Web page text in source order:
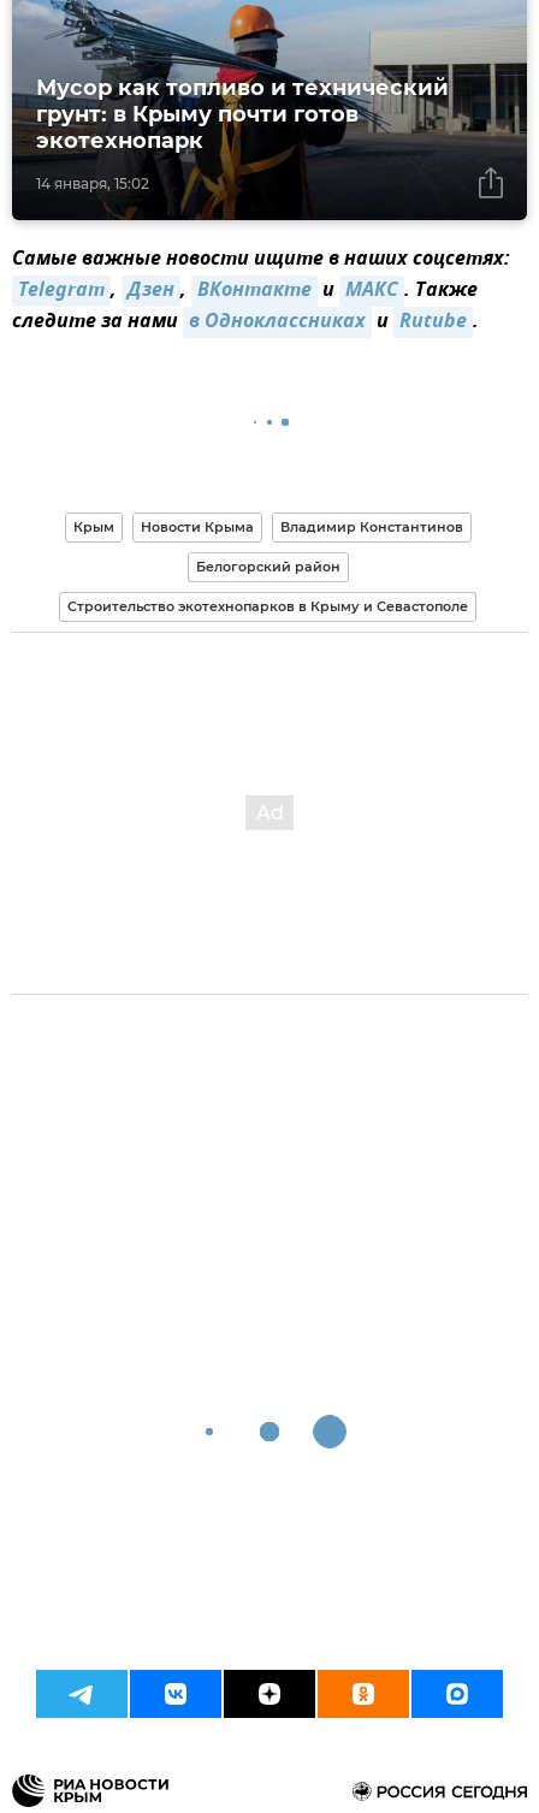
14 января, 15:02
Мусор как топливо и технический
грунт: в Крыму почти готов
экотехнопарк
Самые важные новости ищите в наших соцсетях:
Telegram, Дзен, ВКонтакте и МАКС. Также
следите за нами в Одноклассниках и Rutube.
Крым Новости Крыма Владимир Константинов
Белогорский район
Строительство экотехнопарков в Крыму и Севастополе